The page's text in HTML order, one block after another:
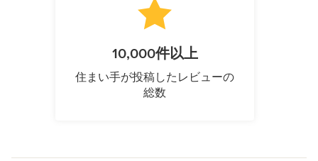
10,000件以上
住まい手が投稿したレビューの
総数